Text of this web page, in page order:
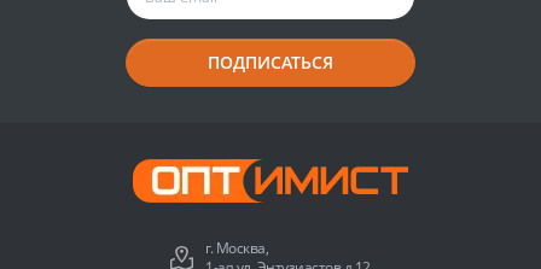
ПОДПИСАТЬСЯ
г. Москва,